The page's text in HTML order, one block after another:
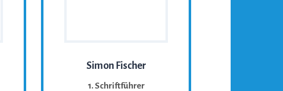
Simon Fischer
1. Schriftführer